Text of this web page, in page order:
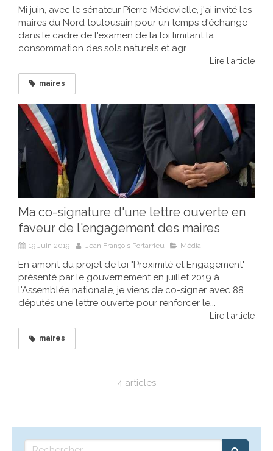
Mi juin, avec le sénateur Pierre Médevielle, j'ai invité les
maires du Nord toulousain pour un temps d'échange
dans le cadre de l'examen de la loi limitant la
consommation des sols naturels et agr...
Lire l'article
maires
Ma co-signature d'une lettre ouverte en
faveur de l'engagement des maires
19 Juin 2019 Jean François Portarrieu Média
En amont du projet de loi "Proximité et Engagement"
présenté par le gouvernement en juillet 2019 à
l'Assemblée nationale, je viens de co-signer avec 88
députés une lettre ouverte pour renforcer le...
Lire l'article
maires
4 articles
Rechercher